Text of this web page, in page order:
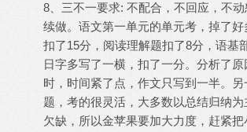
8、三不一要求: 不配合，不回应，不
续做。语文第一单元的单元考，掉了好
扣了15分，阅读理解题扣了8分，语基
日字多写了一横，扣了一分。分析了
时，时间紧了点，作文只写到一半。
题，考的很灵活，大多数以总结归纳
欠缺，所以金苹果要加大力度，赶紧